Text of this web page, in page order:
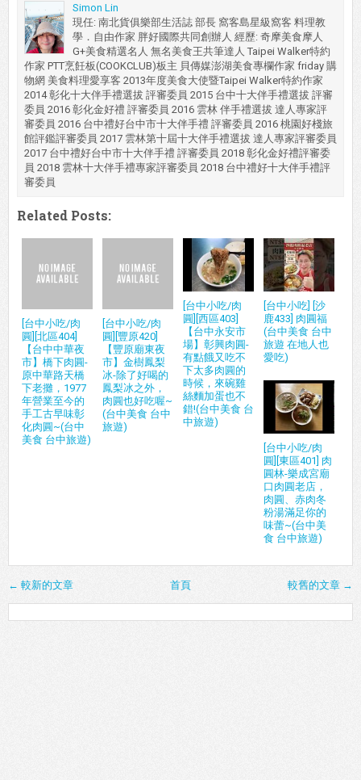
Simon Lin
現任: 南北貨俱樂部生活誌 部長 窩客島星級窩客 料理教
學．自由作家 胖好國際共同創辦人 經歷: 奇摩美食摩人
G+美食精選名人 無名美食王共筆達人 Taipei Walker特約
作家 PTT烹飪板(COOKCLUB)板主 貝傳媒澎湖美食專欄作家 friday 購
物網 美食料理愛享客 2013年度美食大使暨Taipei Walker特約作家
2014 彰化十大伴手禮選拔 評審委員 2015 台中十大伴手禮選拔 評審
委員 2016 彰化金好禮 評審委員 2016 雲林 伴手禮選拔 達人專家評
審委員 2016 台中禮好台中市十大伴手禮 評審委員 2016 桃園好棧旅
館評鑑評審委員 2017 雲林第十屆十大伴手禮選拔 達人專家評審委員
2017 台中禮好台中市十大伴手禮 評審委員 2018 彰化金好禮評審委
員 2018 雲林十大伴手禮專家評審委員 2018 台中禮好十大伴手禮評
審委員
Related Posts:
[台中小吃/肉
圓][北區404]
【台中中華夜
市】橋下肉圓-
原中華路天橋
下老攤，1977
年營業至今的
手工古早味彰
化肉圓~(台中
美食 台中旅遊)
[台中小吃/肉
圓][豐原420]
【豐原廟東夜
市】金樹鳳梨
冰-除了好喝的
鳳梨冰之外，
肉圓也好吃喔~
(台中美食 台中
旅遊)
[台中小吃/肉
圓][西區403]
【台中永安市
場】彰興肉圓-
有點餓又吃不
下太多肉圓的
時候，來碗雞
絲麵加蛋也不
錯!(台中美食 台
中旅遊)
[台中小吃] [沙
鹿433] 肉圓福
(台中美食 台中
旅遊 在地人也
愛吃)
[台中小吃/肉
圓][東區401] 肉
圓林-樂成宮廟
口肉圓老店，
肉圓、赤肉冬
粉湯滿足你的
味蕾~(台中美
食 台中旅遊)
← 較新的文章 較舊的文章 →
首頁